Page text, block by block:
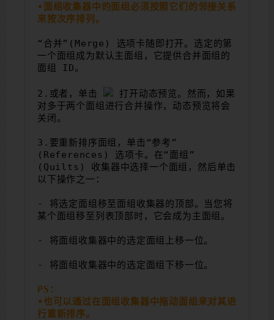
•面组收集器中的面组必须按照它们的邻接关系
来按次序排列。
“合并”(Merge) 选项卡随即打开。选定的第
一个面组成为默认主面组，它提供合并面组的
面组 ID。
2.或者，单击
打开动态预览。然而，如果
对多于两个面组进行合并操作，动态预览将会
关闭。
3.要重新排序面组，单击“参考”
(References) 选项卡。在“面组”
(Quilts) 收集器中选择一个面组，然后单击
以下操作之一：
- 将选定面组移至面组收集器的顶部。当您将
某个面组移至列表顶部时，它会成为主面组。
- 将面组收集器中的选定面组上移一位。
- 将面组收集器中的选定面组下移一位。
PS：
•也可以通过在面组收集器中拖动面组来对其进
行重新排序。